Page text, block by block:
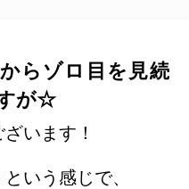
らゾロ目を見続
が☆
います！
いう感じで、